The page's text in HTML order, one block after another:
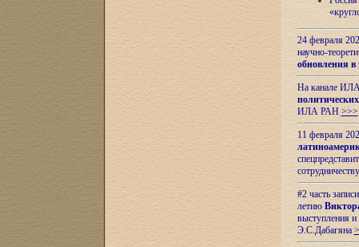
24 февраля
научно-
обновления в
На канале
ИЛА РАН >>>
11 февраля
#2 часть
летию
выступления
Э.С.Дабагяна